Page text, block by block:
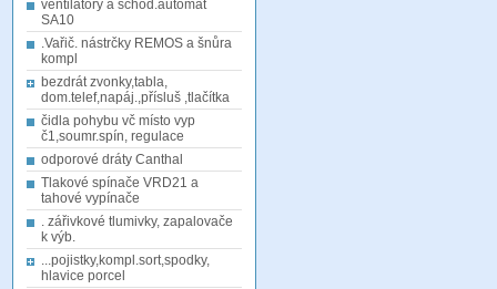
ventilátory a schod.automat
SA10
.Vařič. nástrčky REMOS a šnůra
kompl
bezdrát zvonky,tabla,
dom.telef,napáj.,přísluš ,tlačítka
čidla pohybu vč místo vyp
č1,soumr.spín, regulace
odporové dráty Canthal
Tlakové spínače VRD21 a
tahové vypínače
. zářivkové tlumivky, zapalovače
k výb.
...pojistky,kompl.sort,spodky,
hlavice porcel